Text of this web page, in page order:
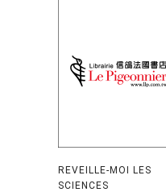
REVEILLE-MOI LES
SCIENCES